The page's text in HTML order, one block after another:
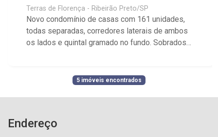
Terras de Florença - Ribeirão Preto/SP
Novo condomínio de casas com 161 unidades,
todas separadas, corredores laterais de ambos
os lados e quintal gramado no fundo. Sobrados
151,76m² a 205,69m². Condomínio entregue
sintética de esportes, praça de convivência e
5 imóveis encontrados
Endereço